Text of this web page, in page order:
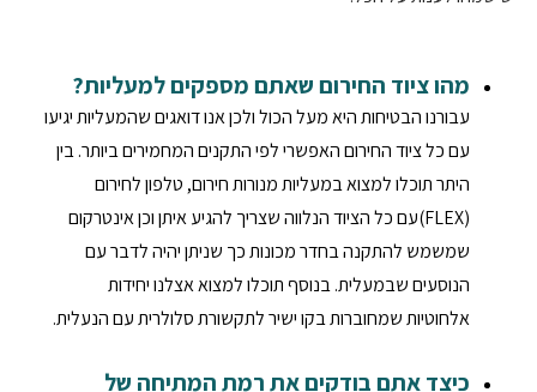
מהו ציוד החירום שאתם מספקים למעליות?
עבורנו הבטיחות היא מעל הכול ולכן אנו דואגים שהמעליות יגיעו
עם כל ציוד החירום האפשרי לפי התקנים המחמירים ביותר. בין
היתר תוכלו למצוא במעליות מנורות חירום, טלפון לחירום
(FLEX)עם כל הציוד הנלווה שצריך להגיע איתן וכן אינטרקום
שמשמש להתקנה בחדר מכונות כך שניתן יהיה לדבר עם
הנוסעים שבמעלית. בנוסף תוכלו למצוא אצלנו יחידות
אלחוטיות שמחוברות בקו ישיר לתקשורת סלולרית עם הנעלית.
כיצד אתם בודקים את רמת המתיחה של